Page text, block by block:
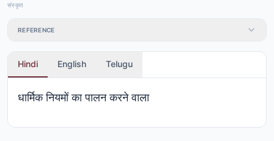
संस्कृत
REFERENCE
Hindi English Telugu
धार्मिक नियमों का पालन करने वाला